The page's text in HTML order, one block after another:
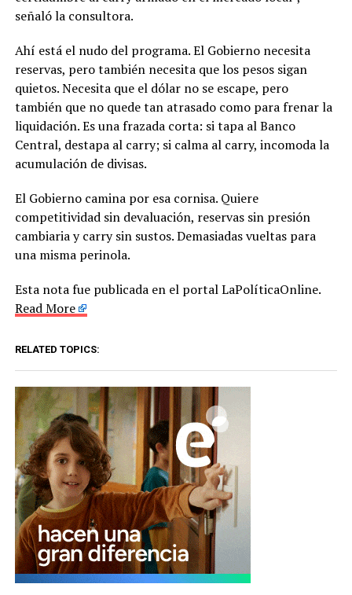
señaló la consultora.
Ahí está el nudo del programa. El Gobierno necesita
reservas, pero también necesita que los pesos sigan
quietos. Necesita que el dólar no se escape, pero
también que no quede tan atrasado como para frenar la
liquidación. Es una frazada corta: si tapa al Banco
Central, destapa al carry; si calma al carry, incomoda la
acumulación de divisas.
El Gobierno camina por esa cornisa. Quiere
competitividad sin devaluación, reservas sin presión
cambiaria y carry sin sustos. Demasiadas vueltas para
una misma perinola.
Esta nota fue publicada en el portal LaPolíticaOnline.
Read More
RELATED TOPICS: